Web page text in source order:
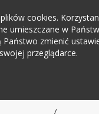
cookies.
umieszczane w
zmienić
przeglądarce.
/